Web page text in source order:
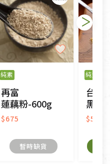
純素
再富
蓮藕粉-600g
$675
暫時缺貨
純素
台糖
黑糖
$55